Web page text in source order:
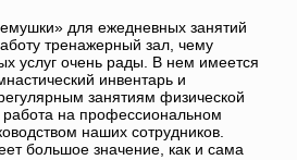
для ежедневных занятий
тренажерный зал, чему
услуг очень рады. В нем имеется
инвентарь и
занятиям физической
работа на профессиональном
наших сотрудников.
большое значение, как и сама